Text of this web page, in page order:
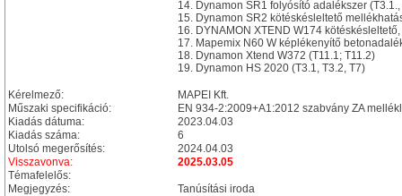
14. Dynamon SR1 folyósító adalékszer (T3.1.,
15. Dynamon SR2 kötéskésleltető
16. DYNAMON XTEND W174
17. Mapemix N60 W képlékenyítő
18. Dynamon Xtend W372 (T11.1; T11.2)
19. Dynamon HS 2020 (T3.1, T3.2, T7)
Kérelmező:
MAPEI Kft.
Műszaki specifikáció:
EN 934-2:2009+A1:2012 szabvány ZA
Kiadás dátuma:
2023.04.03
Kiadás száma:
6
Utolsó megerősítés:
2024.04.03
Visszavonva:
2025.03.05
Témafelelős:
Megjegyzés:
Tanúsítási iroda